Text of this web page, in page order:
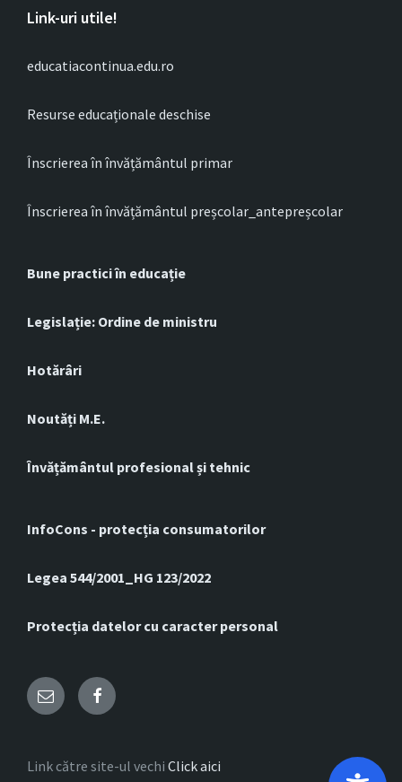
Link-uri utile!
educatiacontinua.edu.ro
Resurse educaționale deschise
Înscrierea în învățământul primar
Înscrierea în învățământul preșcolar_antepreșcolar
Bune practici în educație
Legislație: Ordine de ministru
Hotărâri
Noutăți M.E.
Învățământul profesional și tehnic
InfoCons - protecția consumatorilor
Legea 544/2001_HG 123/2022
Protecția datelor cu caracter personal
Email Facebook
Link către site-ul vechi Click aici